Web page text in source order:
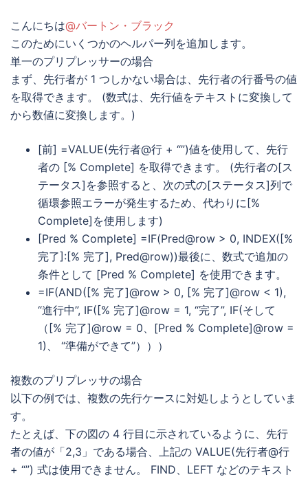
こんにちは@バートン・ブラック
このためにいくつかのヘルパー列を追加します。
単一のプリプレッサーの場合
まず、先行者が 1 つしかない場合は、先行者の行番号の値
を取得できます。 (数式は、先行値をテキストに変換して
から数値に変換します。)
[前] =VALUE(先行者@行 + “”)値を使用して、先行
者の [% Complete] を取得できます。 (先行者の[ス
テータス]を参照すると、次の式の[ステータス]列で
循環参照エラーが発生するため、代わりに[%
Complete]を使用します)
[Pred % Complete] =IF(Pred@row > 0, INDEX([%
完了]:[% 完了], Pred@row))最後に、数式で追加の
条件として [Pred % Complete] を使用できます。
=IF(AND([% 完了]@row > 0, [% 完了]@row < 1),
“進行中”, IF([% 完了]@row = 1, “完了”, IF(そして
（[% 完了]@row = 0、[Pred % Complete]@row =
1)、 “準備ができて”）））
複数のプリプレッサの場合
以下の例では、複数の先行ケースに対処しようとしていま
す。
たとえば、下の図の 4 行目に示されているように、先行
者の値が「2,3」である場合、上記の VALUE(先行者@行
+ “”) 式は使用できません。 FIND、LEFT などのテキスト